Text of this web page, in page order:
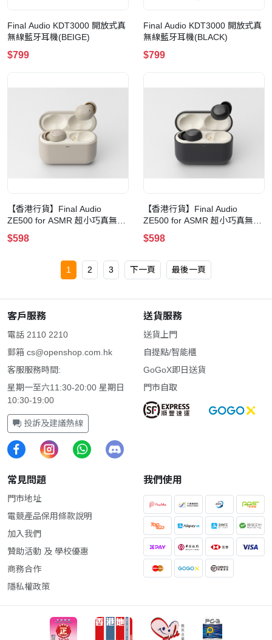
Final Audio KDT3000 開放式真
無線藍牙耳機(BEIGE)
$799
Final Audio KDT3000 開放式真
無線藍牙耳機(BLACK)
$799
【香港行貨】Final Audio
ZE500 for ASMR 超小巧真無線
藍牙耳機(奶油米杏色)
$598
【香港行貨】Final Audio
ZE500 for ASMR 超小巧真無線
藍牙耳機(暗灰色)
$598
1 2 3 下一頁 最後一頁
客戶服務
電話 2110 2210
郵箱 cs@openshop.com.hk
客服服務時間:
星期一至六11:30-20:00 星期日
10:30-19:00
投訴及建議熱線
送貨服務
送貨上門
自提點/智能櫃
GoGoX即日送貨
門市自取
常見問題
門市地址
電競產品保用條款說明
加入我們
贊助活動 及 學校優惠
商務合作
隱私權政策
我們使用